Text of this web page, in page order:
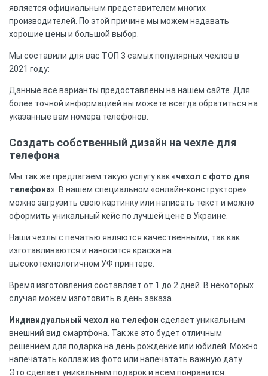
является официальным представителем многих
производителей. По этой причине мы можем надавать
хорошие цены и большой выбор.
Мы составили для вас ТОП 3 самых популярных чехлов в
2021 году:
Данные все варианты предоставлены на нашем сайте. Для
более точной информацией вы можете всегда обратиться на
указанные вам номера телефонов.
Создать собственный дизайн на чехле для
телефона
Мы так же предлагаем такую услугу как «чехол с фото для
телефона». В нашем специальном «онлайн-конструкторе»
можно загрузить свою картинку или написать текст и можно
оформить уникальный кейс по лучшей цене в Украине.
Наши чехлы с печатью являются качественными, так как
изготавливаются и наносится краска на
высокотехнологичном УФ принтере.
Время изготовления составляет от 1 до 2 дней. В некоторых
случая можем изготовить в день заказа.
Индивидуальный чехол на телефон сделает уникальным
внешний вид смартфона. Так же это будет отличным
решением для подарка на день рождение или юбилей. Можно
напечатать коллаж из фото или напечатать важную дату.
Это сделает уникальным подарок и всем понравится.